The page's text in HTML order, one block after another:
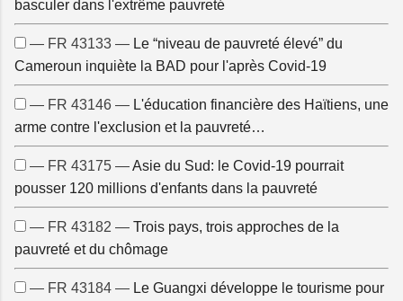
basculer dans l'extrême pauvreté
— FR 43133 — Le “niveau de pauvreté élevé” du
Cameroun inquiète la BAD pour l'après Covid-19
— FR 43146 — L'éducation financière des Haïtiens, une
arme contre l'exclusion et la pauvreté…
— FR 43175 —Asie du Sud: le Covid-19 pourrait
pousser 120 millions d'enfants dans la pauvreté
— FR 43182 — Trois pays, trois approches de la
pauvreté et du chômage
— FR 43184 — Le Guangxi développe le tourisme pour